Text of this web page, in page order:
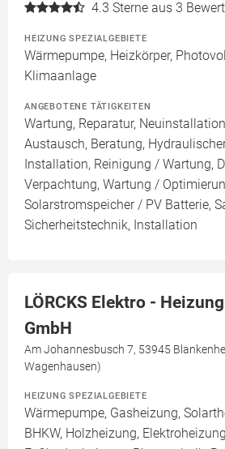
4.3 Sterne aus 3
HEIZUNG SPEZIALGEBIETE
Wärmepumpe, Heizkörper,
Klimaanlage
ANGEBOTENE TÄTIGKEITEN
Wartung, Reparatur,
Austausch, Beratung,
Installation, Reinigung / Wartung,
Verpachtung, Wartung /
Solarstromspeicher / PV Batterie,
Sicherheitstechnik, Installation
LÖRCKS Elektro -
GmbH
Am Johannesbusch 7, 53945
Wagenhausen)
HEIZUNG SPEZIALGEBIETE
Wärmepumpe, Gasheizung,
BHKW, Holzheizung,